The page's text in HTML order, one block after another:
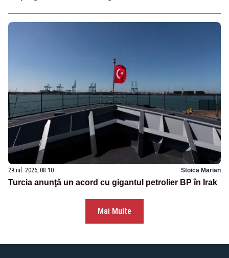
29 iul. 2026, 08:10 Stoica Marian
Turcia anunţă un acord cu gigantul petrolier BP în Irak
Mai Multe